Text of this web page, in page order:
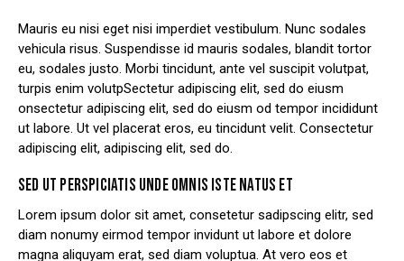
Mauris eu nisi eget nisi imperdiet vestibulum. Nunc sodales
vehicula risus. Suspendisse id mauris sodales, blandit tortor
eu, sodales justo. Morbi tincidunt, ante vel suscipit volutpat,
turpis enim volutpSectetur adipiscing elit, sed do eiusm
onsectetur adipiscing elit, sed do eiusm od tempor incididunt
ut labore. Ut vel placerat eros, eu tincidunt velit. Consectetur
adipiscing elit, adipiscing elit, sed do.
SED UT PERSPICIATIS UNDE OMNIS ISTE NATUS ET
Lorem ipsum dolor sit amet, consetetur sadipscing elitr, sed
diam nonumy eirmod tempor invidunt ut labore et dolore
magna aliquyam erat, sed diam voluptua. At vero eos et